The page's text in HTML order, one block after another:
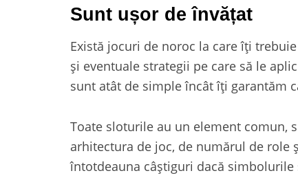
Sunt ușor de învățat
Există jocuri de noroc la care îți
şi eventuale strategii pe care să le
sunt atât de simple încât îți garantăm
Toate sloturile au un element comun,
arhitectura de joc, de numărul de role
întotdeauna câștiguri dacă